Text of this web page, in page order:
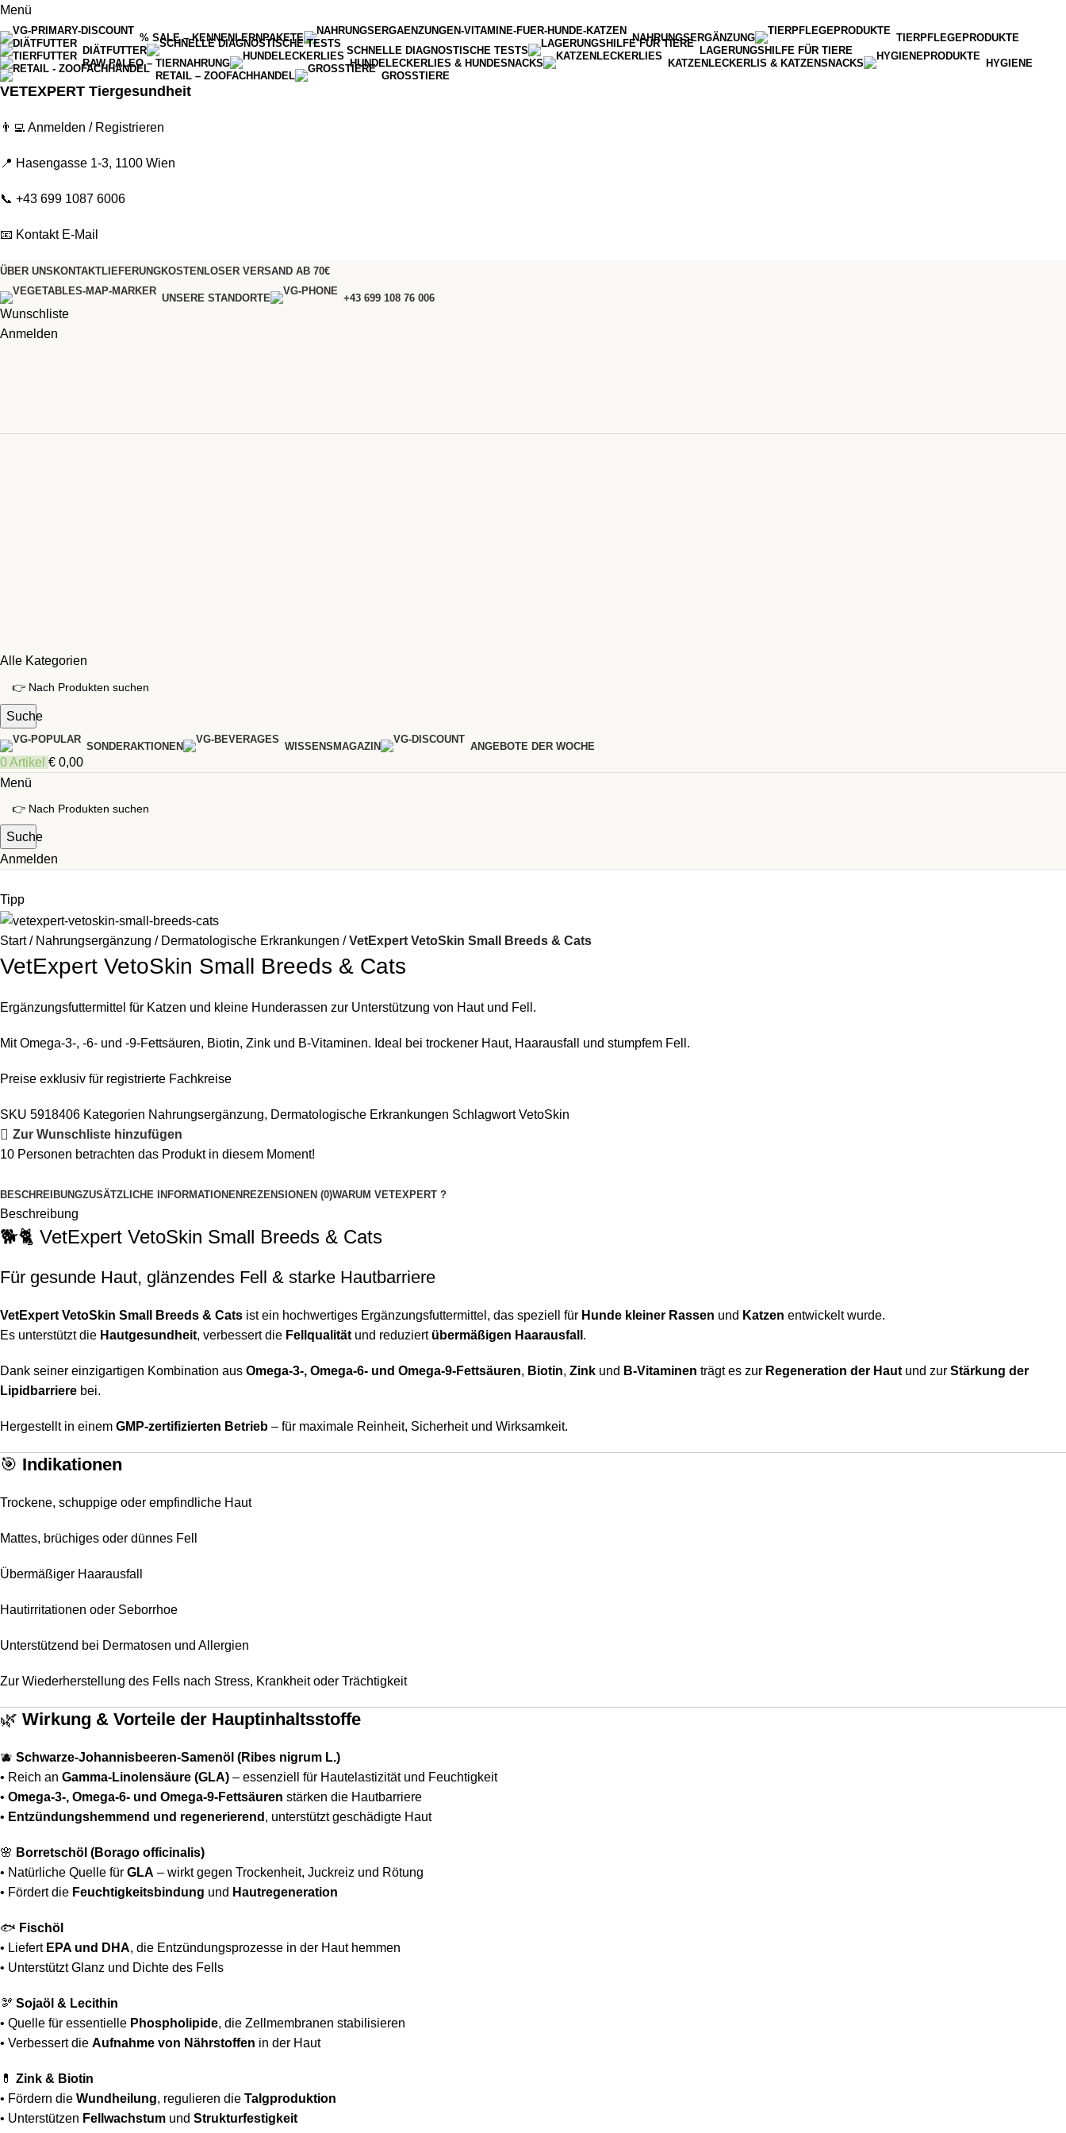
Menü
% SALE – KENNENLERNPAKETE NAHRUNGSERGÄNZUNG
TIERPFLEGEPRODUKTE
DIÄTFUTTER
SCHNELLE DIAGNOSTISCHE TESTS
LAGERUNGSHILFE FÜR TIERE
RAW PALEO – TIERNAHRUNG
HUNDELECKERLIES & HUNDESNACKS KATZENLECKERLIS & KATZENSNACKS
HYGIENE
RETAIL – ZOOFACHHANDEL
GROSSTIERE
VETEXPERT Tiergesundheit
👨‍💻 Anmelden / Registrieren
📍 Hasengasse 1-3, 1100 Wien
📞 +43 699 1087 6006
📧 Kontakt E-Mail
ÜBER UNS KONTAKTLIEFERUNGKOSTENLOSER VERSAND AB 70€
UNSERE STANDORTE +43 699 108 76 006
Wunschliste
Anmelden
Alle Kategorien
Suche
SONDERAKTIONEN WISSENSMAGAZIN ANGEBOTE DER WOCHE
0Artikel € 0,00
Menü
Suche
Anmelden
Tipp
Start Nahrungsergänzung Dermatologische Erkrankungen VetExpert VetoSkin Small Breeds & Cats
VetExpert VetoSkin Small Breeds & Cats
Ergänzungsfuttermittel für Katzen und kleine Hunderassen zur Unterstützung von Haut und Fell.
Mit Omega-3-, -6- und -9-Fettsäuren, Biotin, Zink und B-Vitaminen. Ideal bei trockener Haut, Haarausfall und stumpfem Fell.
Preise exklusiv für registrierte Fachkreise
SKU 5918406 Kategorien Nahrungsergänzung, Dermatologische Erkrankungen Schlagwort VetoSkin
Zur Wunschliste hinzufügen
10 Personen betrachten das Produkt in diesem Moment!
BESCHREIBUNGZUSÄTZLICHE INFORMATIONENREZENSIONEN (0)WARUM VETEXPERT ?
Beschreibung
🐕🐈 VetExpert VetoSkin Small Breeds & Cats
Für gesunde Haut, glänzendes Fell & starke Hautbarriere
VetExpert VetoSkin Small Breeds & Cats ist ein hochwertiges Ergänzungsfuttermittel, das speziell für Hunde kleiner Rassen und Katzen entwickelt wurde.
Es unterstützt die Hautgesundheit, verbessert die Fellqualität und reduziert übermäßigen Haarausfall .
Dank seiner einzigartigen Kombination aus Omega-3-, Omega-6- und Omega-9-Fettsäuren, Biotin, Zink und B-Vitaminen trägt es zur Regeneration der Haut und zur Stärkung der
Lipidbarriere bei.
Hergestellt in einem GMP-zertifizierten Betrieb – für maximale Reinheit, Sicherheit und Wirksamkeit.
🎯 Indikationen
Trockene, schuppige oder empfindliche Haut
Mattes, brüchiges oder dünnes Fell
Übermäßiger Haarausfall
Hautirritationen oder Seborrhoe
Unterstützend bei Dermatosen und Allergien
Zur Wiederherstellung des Fells nach Stress, Krankheit oder Trächtigkeit
🌿 Wirkung & Vorteile der Hauptinhaltsstoffe
🫐 Schwarze-Johannisbeeren-Samenöl (Ribes nigrum L.)
• Reich an Gamma-Linolensäure (GLA) – essenziell für Hautelastizität und Feuchtigkeit
• Omega-3-, Omega-6- und Omega-9-Fettsäuren stärken die Hautbarriere
• Entzündungshemmend und regenerierend , unterstützt geschädigte Haut
🌸 Borretschöl (Borago officinalis)
• Natürliche Quelle für GLA – wirkt gegen Trockenheit, Juckreiz und Rötung
• Fördert die Feuchtigkeitsbindung und Hautregeneration
🐟 Fischöl
• Liefert EPA und DHA, die Entzündungsprozesse in der Haut hemmen
• Unterstützt Glanz und Dichte des Fells
🫘 Sojaöl & Lecithin
• Quelle für essentielle Phospholipide, die Zellmembranen stabilisieren
• Verbessert die Aufnahme von Nährstoffen in der Haut
💊 Zink & Biotin
• Fördern die Wundheilung, regulieren die Talgproduktion
• Unterstützen Fellwachstum und Strukturfestigkeit